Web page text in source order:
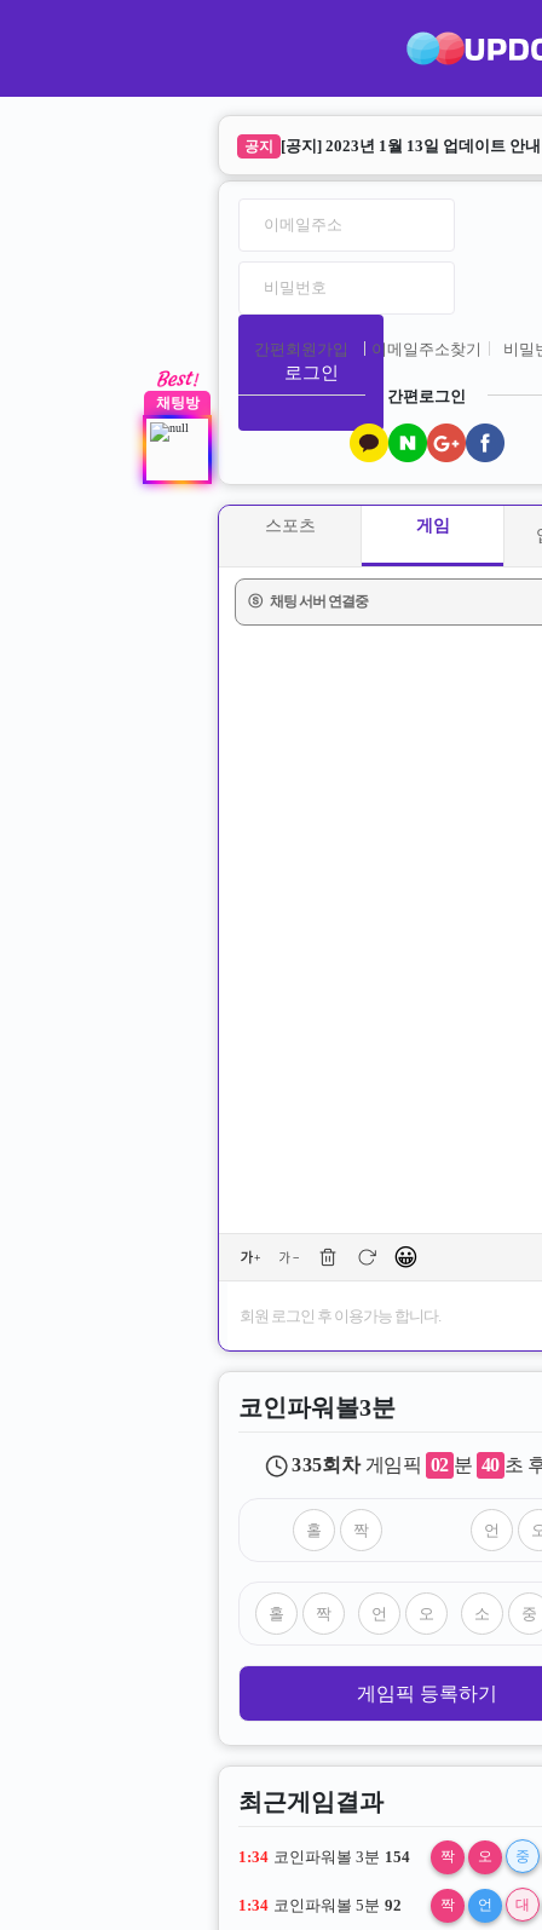
공지 [공지] 2023년 1월 13일 업데이트 안내
로그인
간편회원가입 이메일주소찾기 비밀
간편로그인
스포츠 게임
ⓢ 채팅 서버 연결중
😀
회원 로그인 후 이용가능 합니다.
코인파워볼3분
335회차게임픽 02 분 39 초
게임픽 등록하기
최근게임결과
1:33 코인파워볼 3분 154 짝 오 중
1:33 코인파워볼 5분 92 짝 언 대
채팅방